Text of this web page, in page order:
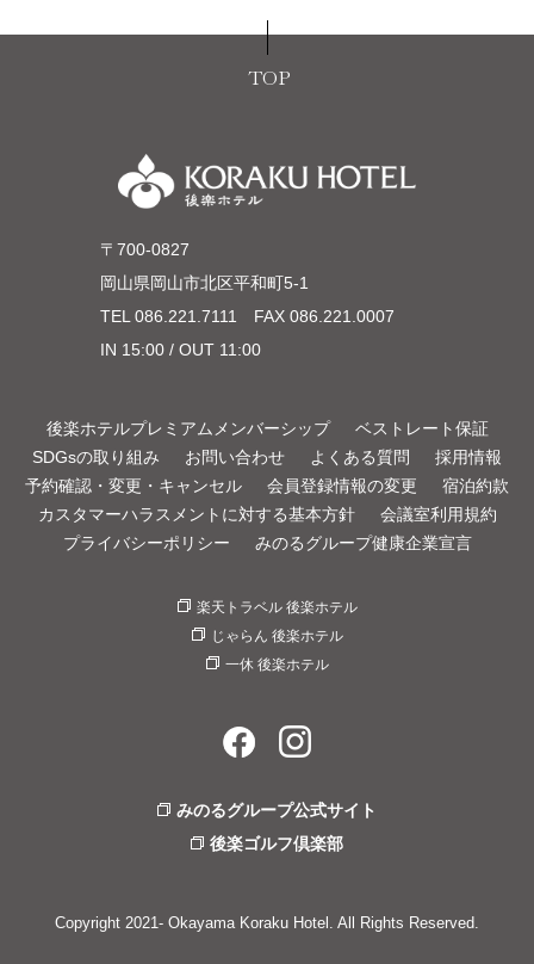
TOP
〒700-0827
岡山県岡山市北区平和町5-1
TEL 086.221.7111
FAX 086.221.0007
IN 15:00 / OUT 11:00
後楽ホテルプレミアムメンバーシップ
ベストレート保証
SDGsの取り組み
お問い合わせ よくある質問
採用情報
予約確認・変更・キャンセル
会員登録情報の変更
宿泊約款
カスタマーハラスメントに対する基本方針
会議室利用規約
プライバシーポリシー
みのるグループ健康企業宣言
楽天トラベル 後楽ホテル
じゃらん 後楽ホテル
一休 後楽ホテル
みのるグループ公式サイト
後楽ゴルフ倶楽部
Copyright 2021- Okayama Koraku Hotel. All Rights Reserved.